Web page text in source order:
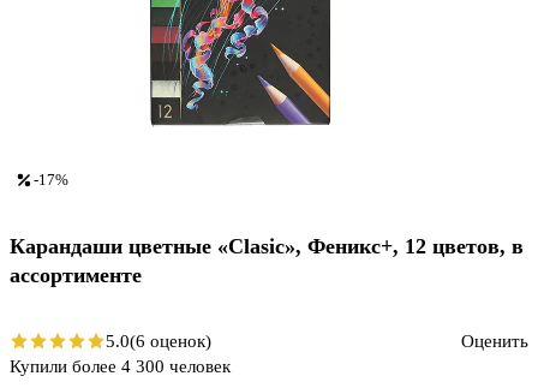
-17%
Карандаши цветные «Clasic», Феникс+, 12 цветов, в
ассортименте
5.0(6 оценок)
Оценить
Купили более 4 300 человек